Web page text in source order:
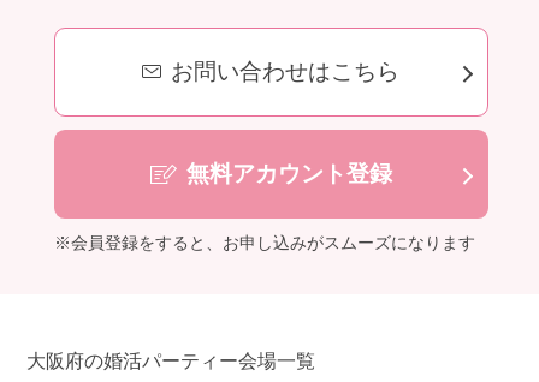
お問い合わせはこちら
無料アカウント登録
※会員登録をすると、お申し込みがスムーズになります
大阪府の婚活パーティー会場一覧